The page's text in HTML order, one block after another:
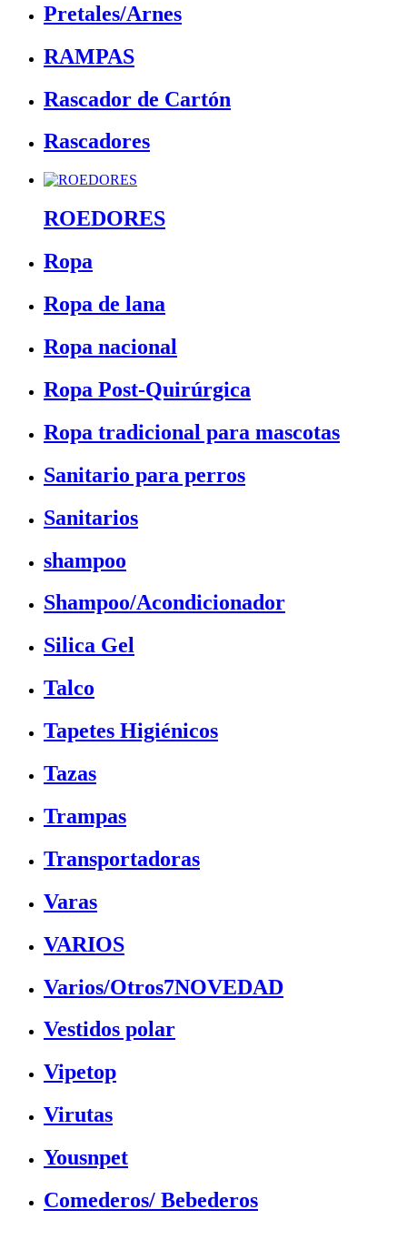
Pretales/Arnes
RAMPAS
Rascador de Cartón
Rascadores
ROEDORES
Ropa
Ropa de lana
Ropa nacional
Ropa Post-Quirúrgica
Ropa tradicional para mascotas
Sanitario para perros
Sanitarios
shampoo
Shampoo/Acondicionador
Silica Gel
Talco
Tapetes Higiénicos
Tazas
Trampas
Transportadoras
Varas
VARIOS
Varios/Otros7NOVEDAD
Vestidos polar
Vipetop
Virutas
Yousnpet
Comederos/ Bebederos